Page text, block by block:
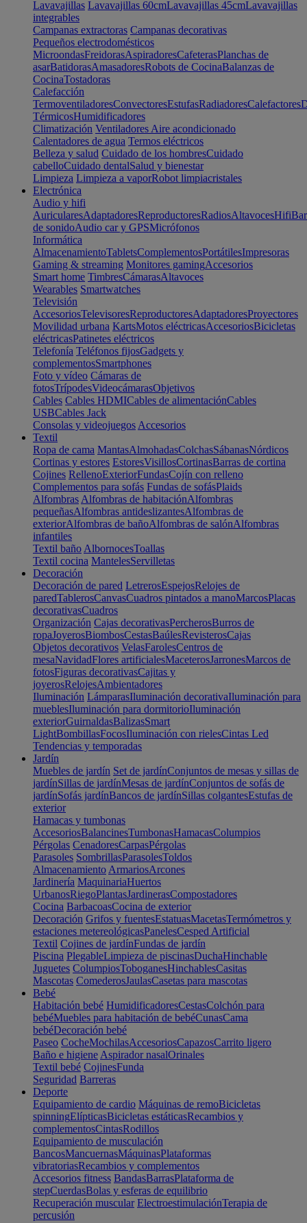
Lavavajillas Lavavajillas 60cmLavavajillas 45cmLavavajillas
integrables
Campanas extractoras Campanas decorativas
Pequeños electrodomésticos
MicroondasFreidorasAspiradoresCafeterasPlanchas de
asarBatidorasAmasadoresRobots de CocinaBalanzas de
CocinaTostadoras
Calefacción
TermoventiladoresConvectoresEstufasRadiadoresCalefactores
TérmicosHumidificadores
Climatización Ventiladores Aire acondicionado
Calentadores de agua Termos eléctricos
Belleza y salud Cuidado de los hombresCuidado
cabelloCuidado dentalSalud y bienestar
Limpieza Limpieza a vaporRobot limpiacristales
Electrónica
Audio y hifi
AuricularesAdaptadoresReproductoresRadiosAltavocesHifi
de sonidoAudio car y GPSMicrófonos
Informática
AlmacenamientoTabletsComplementosPortátilesImpresoras
Gaming & streaming Monitores gamingAccesorios
Smart home TimbresCámarasAltavoces
Wearables Smartwatches
Televisión
AccesoriosTelevisoresReproductoresAdaptadoresProyectores
Movilidad urbana KartsMotos eléctricasAccesoriosBicicletas
eléctricasPatinetes eléctricos
Telefonía Teléfonos fijosGadgets y
complementosSmartphones
Foto y vídeo Cámaras de
fotosTrípodesVideocámarasObjetivos
Cables Cables HDMICables de alimentaciónCables
USBCables Jack
Consolas y videojuegos Accesorios
Textil
Ropa de cama MantasAlmohadasColchasSábanasNórdicos
Cortinas y estores EstoresVisillosCortinasBarras de cortina
Cojines RellenoExteriorFundasCojín con relleno
Complementos para sofás Fundas de sofásPlaids
Alfombras Alfombras de habitaciónAlfombras
pequeñasAlfombras antideslizantesAlfombras de
exteriorAlfombras de bañoAlfombras de salónAlfombras
infantiles
Textil baño AlbornocesToallas
Textil cocina MantelesServilletas
Decoración
Decoración de pared LetrerosEspejosRelojes de
paredTablerosCanvasCuadros pintados a manoMarcosPlacas
decorativasCuadros
Organización Cajas decorativasPercherosBurros de
ropaJoyerosBiombosCestasBaúlesRevisterosCajas
Objetos decorativos VelasFarolesCentros de
mesaNavidadFlores artificialesMaceterosJarronesMarcos de
fotosFiguras decorativasCajitas y
joyerosRelojesAmbientadores
Iluminación LámparasIluminación decorativaIluminación para
mueblesIluminación para dormitorioIluminación
exteriorGuirnaldasBalizasSmart
LightBombillasFocosIluminación con rielesCintas Led
Tendencias y temporadas
Jardín
Muebles de jardín Set de jardínConjuntos de mesas y sillas de
jardínSillas de jardínMesas de jardínConjuntos de sofás de
jardínSofás jardínBancos de jardínSillas colgantesEstufas de
exterior
Hamacas y tumbonas
AccesoriosBalancinesTumbonasHamacasColumpios
Pérgolas CenadoresCarpasPérgolas
Parasoles SombrillasParasolesToldos
Almacenamiento ArmariosArcones
Jardinería MaquinariaHuertos
UrbanosRiegoPlantasJardinerasCompostadores
Cocina BarbacoasCocina de exterior
Decoración Grifos y fuentesEstatuasMacetasTermómetros y
estaciones metereológicasPanelesCesped Artificial
Textil Cojines de jardínFundas de jardín
Piscina PlegableLimpieza de piscinasDuchaHinchable
Juguetes ColumpiosToboganesHinchablesCasitas
Mascotas ComederosJaulasCasetas para mascotas
Bebé
Habitación bebé HumidificadoresCestasColchón para
bebéMuebles para habitación de bebéCunasCama
bebéDecoración bebé
Paseo CocheMochilasAccesoriosCapazosCarrito ligero
Baño e higiene Aspirador nasalOrinales
Textil bebé CojinesFunda
Seguridad Barreras
Deporte
Equipamiento de cardio Máquinas de remoBicicletas
spinningElípticasBicicletas estáticasRecambios y
complementosCintasRodillos
Equipamiento de musculación
BancosMancuernasMáquinasPlataformas
vibratoriasRecambios y complementos
Accesorios fitness BandasBarrasPlataforma de
stepCuerdasBolas y esferas de equilibrio
Recuperación muscular ElectroestimulaciónTerapia de
percusión